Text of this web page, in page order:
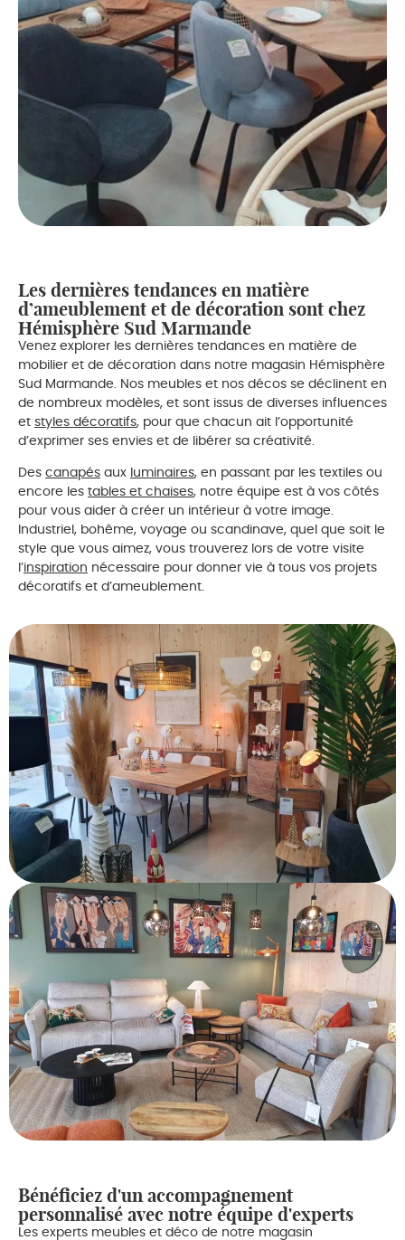
Les dernières tendances en matière
d’ameublement et de décoration sont chez
Hémisphère Sud Marmande
Venez explorer les dernières tendances en matière de
mobilier et de décoration dans notre magasin Hémisphère
Sud Marmande. Nos meubles et nos décos se déclinent en
de nombreux modèles, et sont issus de diverses influences
et styles décoratifs, pour que chacun ait l’opportunité
d’exprimer ses envies et de libérer sa créativité.
Des canapés aux luminaires, en passant par les textiles ou
encore les tables et chaises, notre équipe est à vos côtés
pour vous aider à créer un intérieur à votre image.
Industriel, bohême, voyage ou scandinave, quel que soit le
style que vous aimez, vous trouverez lors de votre visite
l’inspiration nécessaire pour donner vie à tous vos projets
décoratifs et d’ameublement.
Bénéficiez d'un accompagnement
personnalisé avec notre équipe d'experts
Les experts meubles et déco de notre magasin